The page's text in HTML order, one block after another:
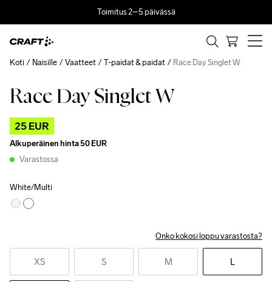
Toimitus 2–5 päivässä
Race Day Singlet W
25 EUR
Alkuperäinen hinta50 EUR
Varastossa
White/Multi
Onko kokosi loppu varastosta?
XS S M L
Koti Naisille Vaatteet T-paidat & paidat Race Day Singlet W
Outlet